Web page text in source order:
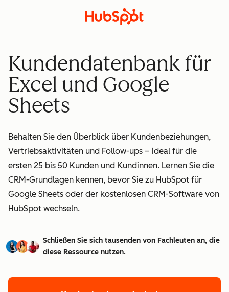
Kundendatenbank für
Excel und Google
Sheets
Behalten Sie den Überblick über Kundenbeziehungen,
Vertriebsaktivitäten und Follow-ups – ideal für die
ersten 25 bis 50 Kunden und Kundinnen. Lernen Sie die
CRM-Grundlagen kennen, bevor Sie zu HubSpot für
Google Sheets oder der kostenlosen CRM-Software von
HubSpot wechseln.
Schließen Sie sich tausenden von Fachleuten an, die
diese Ressource nutzen.